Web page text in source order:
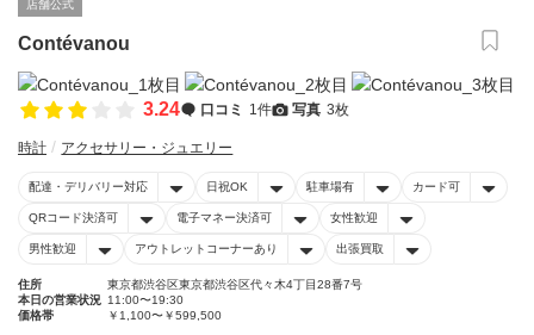
店舗公式
Contévanou
3.24 口コミ 1件 写真 3枚
時計 アクセサリー・ジュエリー
配達・デリバリー対応 日祝OK 駐車場有 カード可
QRコード決済可 電子マネー決済可 女性歓迎
男性歓迎 アウトレットコーナーあり 出張買取
住所
東京都渋谷区東京都渋谷区代々木4丁目28番7号
本日の営業状況 11:00〜19:30
価格帯
￥1,100〜￥599,500